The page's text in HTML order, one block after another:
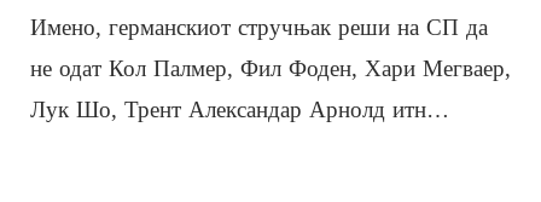
Имено, германскиот стручњак реши на СП да
не одат Кол Палмер, Фил Фоден, Хари Мегваер,
Лук Шо, Трент Александар Арнолд итн…